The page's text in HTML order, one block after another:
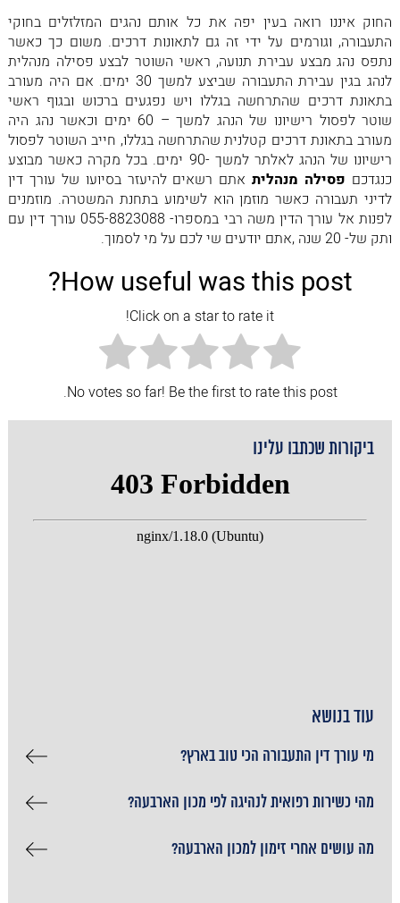
החוק איננו רואה בעין יפה את כל אותם נהגים המזלזלים בחוקי
התעבורה, וגורמים על ידי זה גם לתאונות דרכים. משום כך כאשר
נתפס נהג מבצע עבירת תנועה, ראשי השוטר לבצע פסילה מנהלית
לנהג בגין עבירת התעבורה שביצע למשך 30 ימים. אם היה מעורב
בתאונת דרכים שהתרחשה בגללו ויש נפגעים ברכוש ובגוף ראשי
שוטר לפסול רישיונו של הנהג למשך – 60 ימים וכאשר נהג היה
מעורב בתאונת דרכים קטלנית שהתרחשה בגללו, חייב השוטר לפסול
רישיונו של הנהג לאלתר למשך -90 ימים. בכל מקרה כאשר מבוצע
כנגדכם פסילה מנהליתאתם רשאים להיעזר בסיועו של עורך דין
לדיני תעבורה כאשר מוזמן הוא לשימוע בתחנת המשטרה. מוזמנים
לפנות אל עורך הדין משה רבי במספרו- 055-8823088 עורך דין עם
ותק של- 20 שנה ,אתם יודעים שי לכם על מי לסמוך.
How useful was this post?
Click on a star to rate it!
No votes so far! Be the first to rate this post.
ביקורות שכתבו עלינו
עוד בנושא
מי עורך דין התעבורה הכי טוב בארץ?
מהי כשירות רפואית לנהיגה לפי מכון הארבעה?
מה עושים אחרי זימון למכון הארבעה?